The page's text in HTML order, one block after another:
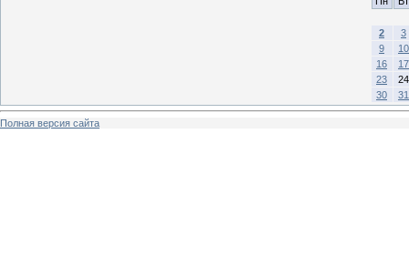
2
3
9
10
16
17
23
24
30
31
Полная версия сайта